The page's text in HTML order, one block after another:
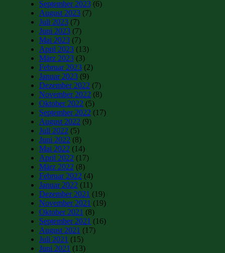
September 2023 (6)
August 2023 (7)
Juli 2023 (7)
Juni 2023 (7)
Mai 2023 (7)
April 2023 (13)
März 2023 (3)
Februar 2023 (2)
Januar 2023 (9)
Dezember 2022 (7)
November 2022 (8)
Oktober 2022 (5)
September 2022 (17)
August 2022 (9)
Juli 2022 (5)
Juni 2022 (8)
Mai 2022 (14)
April 2022 (17)
März 2022 (8)
Februar 2022 (4)
Januar 2022 (11)
Dezember 2021 (19)
November 2021 (19)
Oktober 2021 (8)
September 2021 (16)
August 2021 (17)
Juli 2021 (15)
Juni 2021 (13)